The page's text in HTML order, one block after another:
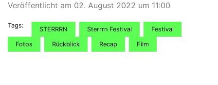
Veröffentlicht am 02. August 2022 um 11:00
Tags:
STERRRN Sterrrn Festival Festival
Fotos Rückblick Recap Film